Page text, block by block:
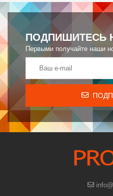
ПОДПИШИТЕСЬ
Первыми получайте наши